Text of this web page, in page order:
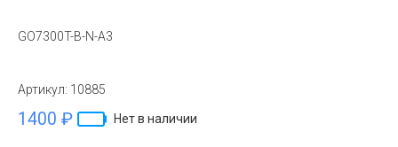
GO7300T-B-N-A3
Артикул: 10885
1400 ₽ Нет в наличии